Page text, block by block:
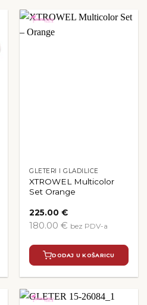
GLETERI I GLADILICE
XTROWEL Multicolor
Set Orange
225.00€
180.00 € bez PDV-a
DODAJ U KOŠARICU